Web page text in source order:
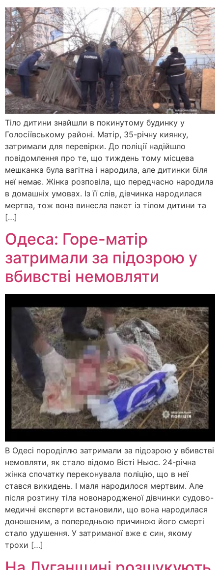
Тіло дитини знайшли в покинутому будинку у
Голосіївському районі. Матір, 35-річну киянку,
затримали для перевірки. До поліції надійшло
повідомлення про те, що тиждень тому місцева
мешканка була вагітна і народила, але дитинки біля
неї немає. Жінка розповіла, що передчасно народила
в домашніх умовах. Із її слів, дівчинка народилася
мертва, тож вона винесла пакет із тілом дитини та
[…]
Одеса: Горе-матір
затримали за підозрою у
вбивстві немовляти
В Одесі породіллю затримали за підозрою у вбивстві
немовляти, як стало відомо Вісті Ньюс. 24-річна
жінка спочатку переконувала поліцію, що в неї
стався викидень. І маля народилося мертвим. Але
після розтину тіла новонародженої дівчинки судово-
медичні експерти встановили, що вона народилася
доношеним, а попередньою причиною його смерті
стало удушення. У затриманої вже є син, якому
трохи […]